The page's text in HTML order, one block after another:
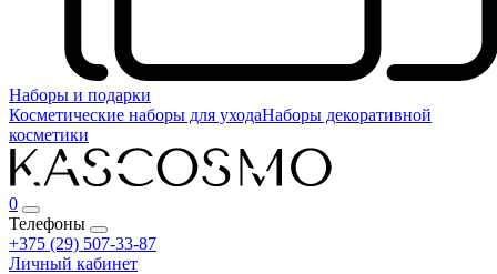
Наборы и подарки
Косметические наборы для уходаНаборы декоративной
косметики
0
Телефоны
+375 (29) 507-33-87
Личный кабинет